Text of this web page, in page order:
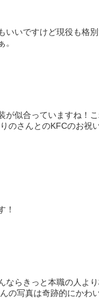
いいですけど現役も格
が似合っていますね！
のさんとのKFCのお祝
！
ならきっと本職の人よ
の写真は奇跡的にかわ